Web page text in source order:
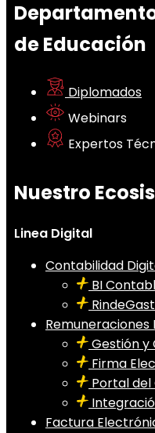
de Educación
Diplomados
Webinars
Expertos
Nuestro
Linea Digital
Contabilidad
BI
Remuneraciones
Gestión y
Firma
Portal
Factura